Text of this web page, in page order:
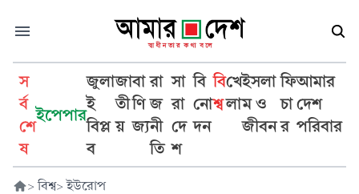
স
র্ব
শে
ষ
ইপেপার
জুলা
ই
বিপ্ল
ব
জা
তী
য়
বা
ণি
জ্য
রা
জ
নী
তি
সা
রা
দে
শ
বি
নো
দন
বি
শ্ব
খে
লা
ইসলা
ম ও
জীবন
ফি
চা
র
আমার
দেশ
পরিবার
> বিশ্ব> ইউরোপ